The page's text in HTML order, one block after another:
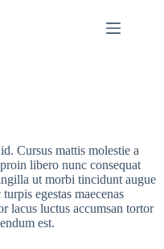
Cursus mattis molestie a
libero nunc consequat
ut morbi tincidunt augue
egestas maecenas
lacus luctus accumsan tortor
est.